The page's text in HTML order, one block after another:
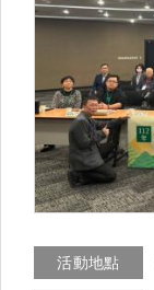
活動地點